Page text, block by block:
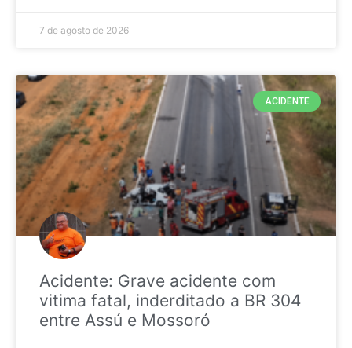
7 de agosto de 2026
ACIDENTE
Acidente: Grave acidente com
vitima fatal, inderditado a BR 304
entre Assú e Mossoró